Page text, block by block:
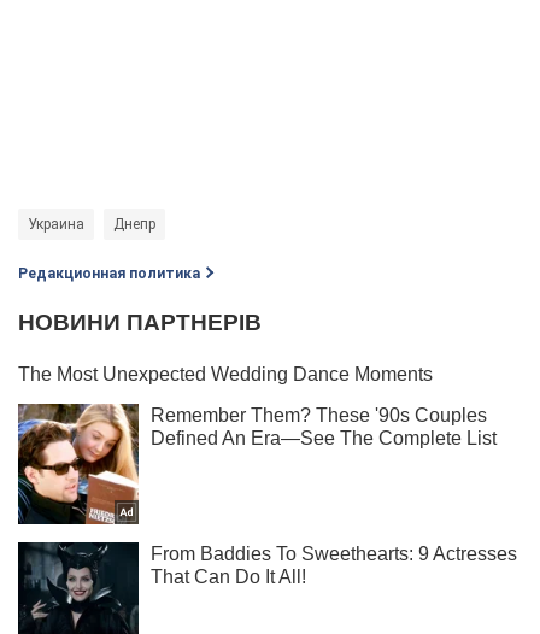
Украина Днепр
Редакционная политика